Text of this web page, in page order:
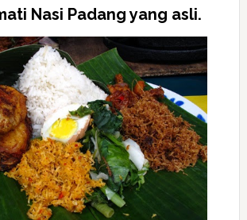
Nasi Padang yang asli.